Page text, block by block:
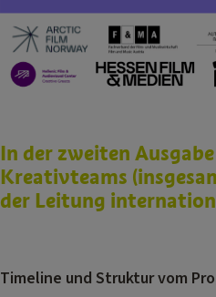
In der zweiten
Kreativteams
der Leitung
Timeline und Struktur vom